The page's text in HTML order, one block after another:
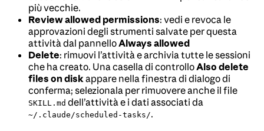
più vecchie.
Review allowed permissions: vedi e revoca le
approvazioni degli strumenti salvate per questa
attività dal pannelloAlways allowed
Delete: rimuovi l’attività e archivia tutte le sessioni
che ha creato. Una casella di controlloAlso delete
files on diskappare nella finestra di dialogo di
conferma; selezionala per rimuovere anche il file
SKILL.md dell’attività e i dati associati da
~/.claude/scheduled-tasks/.